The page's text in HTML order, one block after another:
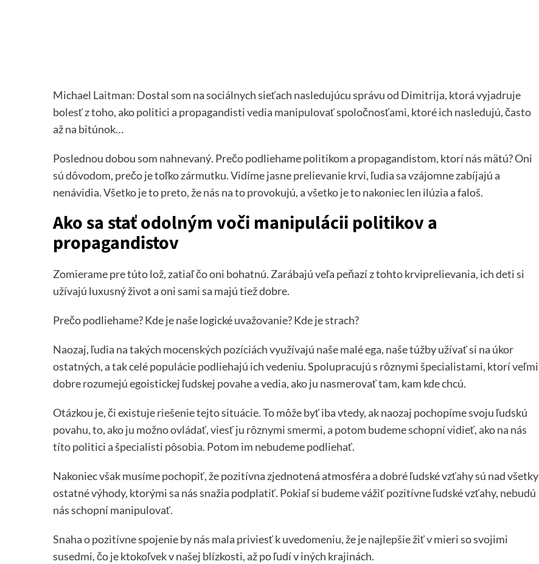
Michael Laitman: Dostal som na sociálnych sieťach nasledujúcu správu od Dimitrija, ktorá vyjadruje
bolesť z toho, ako politici a propagandisti vedia manipulovať spoločnosťami, ktoré ich nasledujú, často
až na bitúnok…
Poslednou dobou som nahnevaný. Prečo podliehame politikom a propagandistom, ktorí nás mätú? Oni
sú dôvodom, prečo je toľko zármutku. Vidíme jasne prelievanie krvi, ľudia sa vzájomne zabíjajú a
nenávidia. Všetko je to preto, že nás na to provokujú, a všetko je to nakoniec len ilúzia a faloš.
Ako sa stať odolným voči manipulácii politikov a
propagandistov
Zomierame pre túto lož, zatiaľ čo oni bohatnú. Zarábajú veľa peňazí z tohto krviprelievania, ich deti si
užívajú luxusný život a oni sami sa majú tiež dobre.
Prečo podliehame? Kde je naše logické uvažovanie? Kde je strach?
Naozaj, ľudia na takých mocenských pozíciách využívajú naše malé ega, naše túžby užívať si na úkor
ostatných, a tak celé populácie podliehajú ich vedeniu. Spolupracujú s rôznymi špecialistami, ktorí veľmi
dobre rozumejú egoistickej ľudskej povahe a vedia, ako ju nasmerovať tam, kam kde chcú.
Otázkou je, či existuje riešenie tejto situácie. To môže byť iba vtedy, ak naozaj pochopíme svoju ľudskú
povahu, to, ako ju možno ovládať, viesť ju rôznymi smermi, a potom budeme schopní vidieť, ako na nás
títo politici a špecialisti pôsobia. Potom im nebudeme podliehať.
Nakoniec však musíme pochopiť, že pozitívna zjednotená atmosféra a dobré ľudské vzťahy sú nad všetky
ostatné výhody, ktorými sa nás snažia podplatiť. Pokiaľ si budeme vážiť pozitívne ľudské vzťahy, nebudú
nás schopní manipulovať.
Snaha o pozitívne spojenie by nás mala priviesť k uvedomeniu, že je najlepšie žiť v mieri so svojimi
susedmi, čo je ktokoľvek v našej blízkosti, až po ľudí v iných krajinách.